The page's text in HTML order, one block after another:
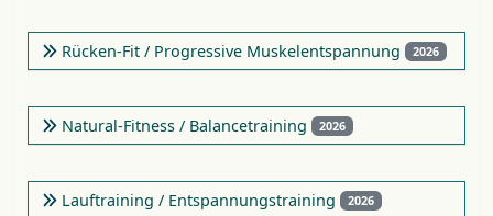
Rücken-Fit / Progressive Muskelentspannung 2026
Natural-Fitness / Balancetraining 2026
Lauftraining / Entspannungstraining 2026